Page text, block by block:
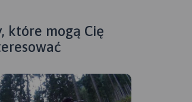
które mogą Cię